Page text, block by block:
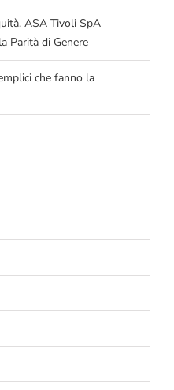
ASA Tivoli SpA
Parità di Genere
che fanno la